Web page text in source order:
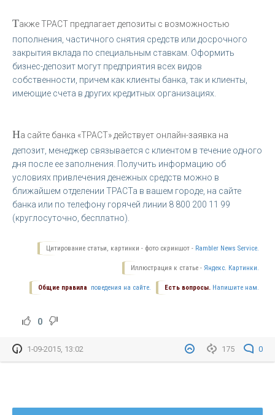
Также ТРАСТ предлагает депозиты с возможностью
пополнения, частичного снятия средств или досрочного
закрытия вклада по специальным ставкам. Оформить
бизнес-депозит могут предприятия всех видов
собственности, причем как клиенты банка, так и клиенты,
имеющие счета в других кредитных организациях.
На сайте банка «ТРАСТ» действует онлайн-заявка на
депозит, менеджер связывается с клиентом в течение одного
дня после ее заполнения. Получить информацию об
условиях привлечения денежных средств можно в
ближайшем отделении ТРАСТа в вашем городе, на сайте
банка или по телефону горячей линии 8 800 200 11 99
(круглосуточно, бесплатно).
Цитирование статьи, картинки - фото скриншот - Rambler News Service.
Иллюстрация к статье - Яндекс. Картинки.
Есть вопросы. Напишите нам.
Общие правила поведения на сайте.
0
175 0
1-09-2015, 13:02